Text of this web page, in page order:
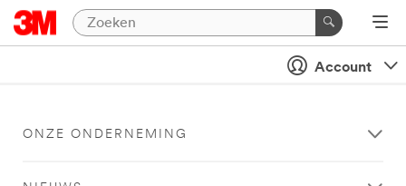
Account
ONZE ONDERNEMING